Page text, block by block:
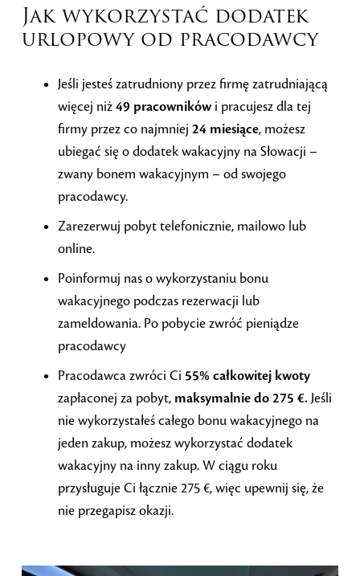
Jak wykorzystać dodatek
urlopowy od pracodawcy
Jeśli jesteś zatrudniony przez firmę zatrudniającą
więcej niż49 pracowników i pracujesz dla tej
firmy przez co najmniej 24 miesiące, możesz
ubiegać się o dodatek wakacyjny na Słowacji –
zwany bonem wakacyjnym – od swojego
pracodawcy.
Zarezerwuj pobyt telefonicznie, mailowo lub
online.
Poinformuj nas o wykorzystaniu bonu
wakacyjnego podczas rezerwacji lub
zameldowania. Po pobycie zwróć pieniądze
pracodawcy
Pracodawca zwróci Ci 55% całkowitej kwoty
zapłaconej za pobyt, maksymalnie do 275 €. Jeśli
nie wykorzystałeś całego bonu wakacyjnego na
jeden zakup, możesz wykorzystać dodatek
wakacyjny na inny zakup. W ciągu roku
przysługuje Ci łącznie 275 €, więc upewnij się, że
nie przegapisz okazji.